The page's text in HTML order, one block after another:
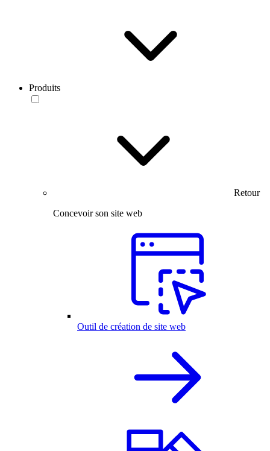
Produits
Retour
Concevoir son site web
Outil de création de site web